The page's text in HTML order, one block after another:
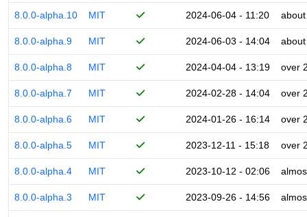
8.0.0-alpha.10 MIT 2024-06-04 - 11:20
8.0.0-alpha.9 MIT 2024-06-03 - 14:04
8.0.0-alpha.8 MIT 2024-04-04 - 13:19 over
8.0.0-alpha.7 MIT 2024-02-28 - 14:04 over
8.0.0-alpha.6 MIT 2024-01-26 - 16:14 over
8.0.0-alpha.5 MIT 2023-12-11 - 15:18 over
8.0.0-alpha.4 MIT 2023-10-12 - 02:06
8.0.0-alpha.3 MIT 2023-09-26 - 14:56